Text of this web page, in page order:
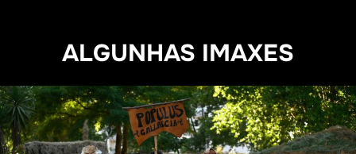
ALGUNHAS IMAXES